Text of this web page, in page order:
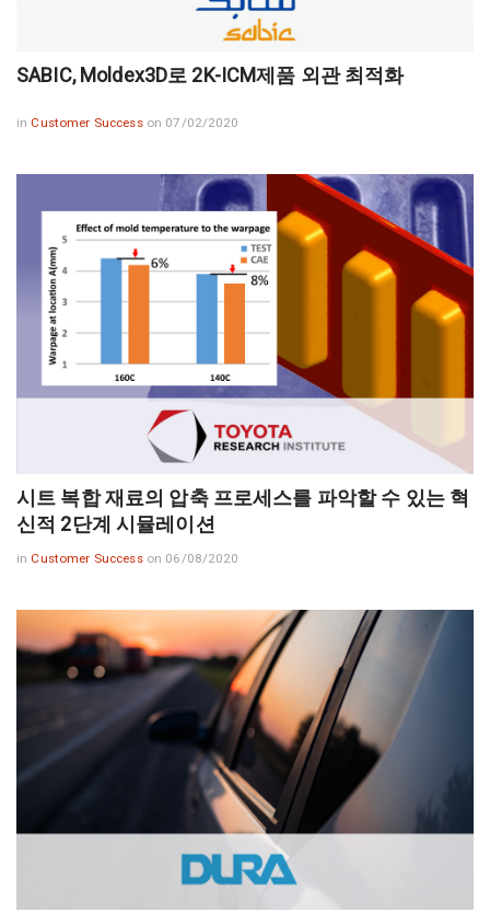
SABIC, Moldex3D로 2K-ICM제품 외관 최적화
in Customer Success on 07/02/2020
시트 복합 재료의 압축 프로세스를 파악할 수 있는 혁
신적 2단계 시뮬레이션
in Customer Success on 06/08/2020